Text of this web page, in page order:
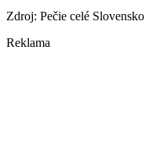
Zdroj: Pečie celé Slovensko
Reklama